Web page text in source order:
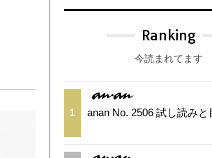
Ranking
今読まれてます
1 anan No. 2506 試し読みと